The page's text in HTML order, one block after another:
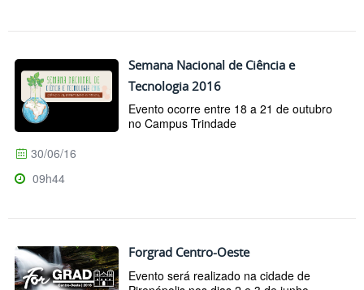
Semana Nacional de Ciência e
Tecnologia 2016
Evento ocorre entre 18 a 21 de outubro
no Campus Trindade
30/06/16
09h44
Forgrad Centro-Oeste
Evento será realizado na cidade de